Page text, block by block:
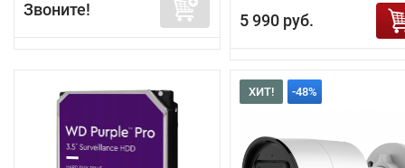
Звоните!
5 990 руб.
ХИТ! -48%